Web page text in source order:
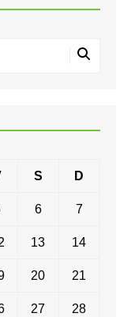
S D
6 7
13 14
20 21
27 28